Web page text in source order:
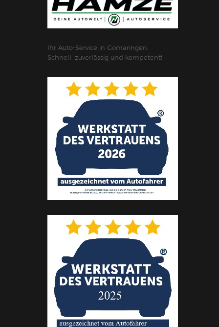
Ihr Auto-Service in Gomaringen.
Schnell, zuverlässig und kompetent!